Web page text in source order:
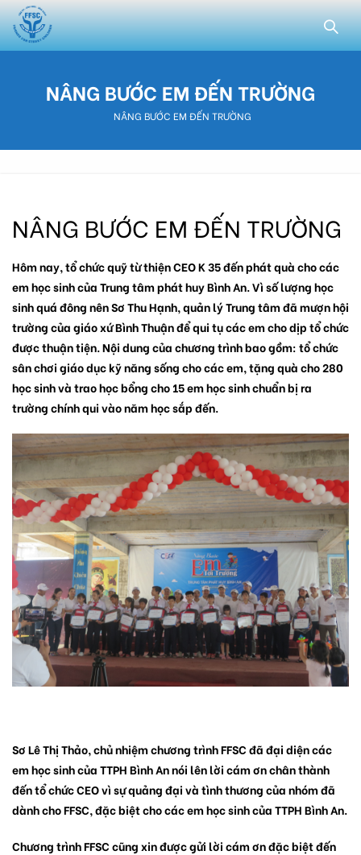
NÂNG BƯỚC EM ĐẾN TRƯỜNG
NÂNG BƯỚC EM ĐẾN TRƯỜNG
NÂNG BƯỚC EM ĐẾN TRƯỜNG
Hôm nay, tổ chức quỹ từ thiện CEO K 35 đến phát quà cho các
em học sinh của Trung tâm phát huy Bình An. Vì số lượng học
sinh quá đông nên Sơ Thu Hạnh, quản lý Trung tâm đã mượn hội
trường của giáo xứ Bình Thuận để qui tụ các em cho dịp tổ chức
được thuận tiện. Nội dung của chương trình bao gồm: tổ chức
sân chơi giáo dục kỹ năng sống cho các em, tặng quà cho 280
học sinh và trao học bổng cho 15 em học sinh chuẩn bị ra
trường chính qui vào năm học sắp đến.
Sơ Lê Thị Thảo, chủ nhiệm chương trình FFSC đã đại diện các
em học sinh của TTPH Bình An nói lên lời cám ơn chân thành
đến tổ chức CEO vì sự quảng đại và tình thương của nhóm đã
dành cho FFSC, đặc biệt cho các em học sinh của TTPH Bình An.
Chương trình FFSC cũng xin được gửi lời cám ơn đặc biệt đến